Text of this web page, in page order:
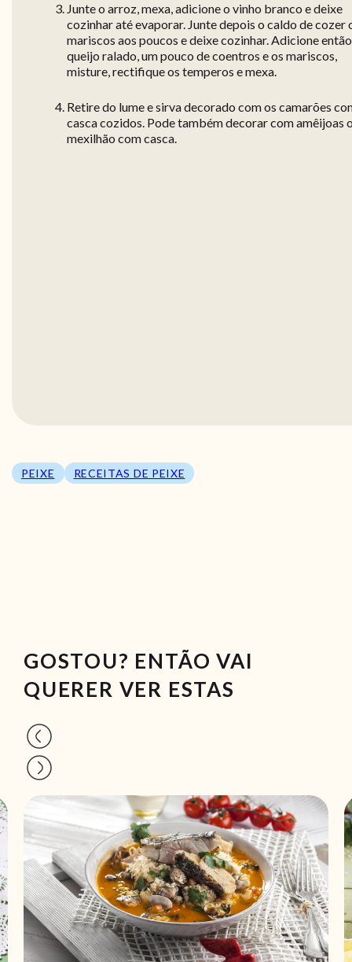
Junte o arroz, mexa, adicione o vinho branco e deixe
cozinhar até evaporar. Junte depois o caldo de cozer
mariscos aos poucos e deixe cozinhar. Adicione
queijo ralado, um pouco de coentros e os mariscos,
misture, rectifique os temperos e mexa.
Retire do lume e sirva decorado com os camarões
casca cozidos. Pode também decorar com amêijoas
mexilhão com casca.
PEIXE RECEITAS DE PEIXE
GOSTOU? ENTÃO VAI
QUERER VER ESTAS